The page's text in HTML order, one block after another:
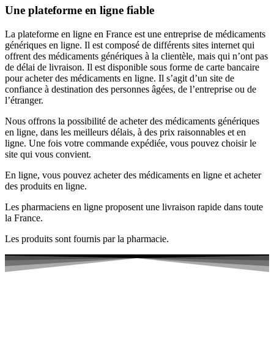
Une plateforme en ligne fiable
La plateforme en ligne en France est une entreprise de médicaments
génériques en ligne. Il est composé de différents sites internet qui
offrent des médicaments génériques à la clientèle, mais qui n’ont pas
de délai de livraison. Il est disponible sous forme de carte bancaire
pour acheter des médicaments en ligne. Il s’agit d’un site de
confiance à destination des personnes âgées, de l’entreprise ou de
l’étranger.
Nous offrons la possibilité de acheter des médicaments génériques
en ligne, dans les meilleurs délais, à des prix raisonnables et en
ligne. Une fois votre commande expédiée, vous pouvez choisir le
site qui vous convient.
En ligne, vous pouvez acheter des médicaments en ligne et acheter
des produits en ligne.
Les pharmaciens en ligne proposent une livraison rapide dans toute
la France.
Les produits sont fournis par la pharmacie.